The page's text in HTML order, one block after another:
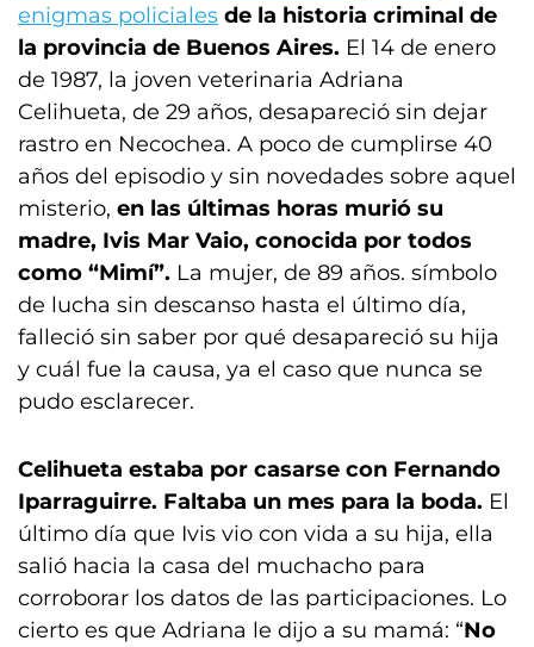
enigmas policiales de la historia criminal de
la provincia de Buenos Aires. El 14 de enero
de 1987, la joven veterinaria Adriana
Celihueta, de 29 años, desapareció sin dejar
rastro en Necochea. A poco de cumplirse 40
años del episodio y sin novedades sobre aquel
misterio, en las últimas horas murió su
madre, Ivis Mar Vaio, conocida por todos
como “Mimí”. La mujer, de 89 años. símbolo
de lucha sin descanso hasta el último día,
falleció sin saber por qué desapareció su hija
y cuál fue la causa, ya el caso que nunca se
pudo esclarecer.
Celihueta estaba por casarse con Fernando
Iparraguirre. Faltaba un mes para la boda. El
último día que Ivis vio con vida a su hija, ella
salió hacia la casa del muchacho para
corroborar los datos de las participaciones. Lo
cierto es que Adriana le dijo a su mamá: “No